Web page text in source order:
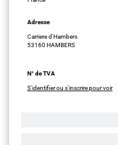
Adresse
Carriere d'Hambers
53160 HAMBERS
N° de TVA
S'identifier ou s'inscrire pour voir